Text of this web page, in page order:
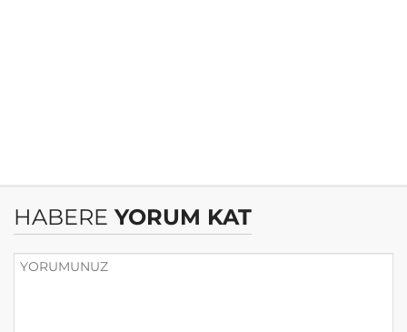
HABERE YORUM KAT